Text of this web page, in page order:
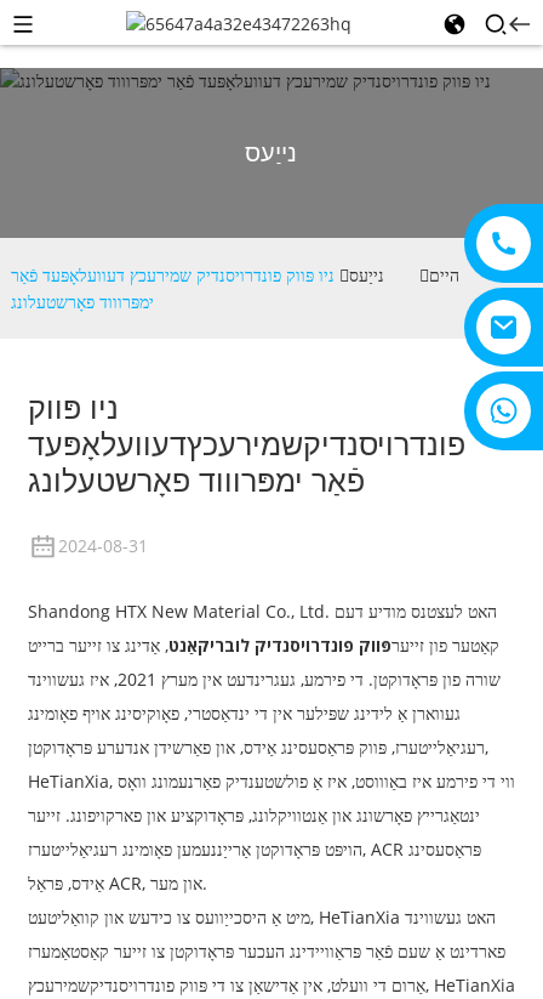
נייַעס
היים נייַעס
ניו פּווק פונדרויסנדיק שמירעכץ דעוועלאָפּעד פֿאַר
ימפּרוווד פאָרשטעלונג
ניו פּווק
פונדרויסנדיקשמירעכץדעוועלאָפּעד
פֿאַר ימפּרוווד פאָרשטעלונג
2024-08-31
Shandong HTX New Material Co., Ltd. האט לעצטנס מודיע דעם
קאַטער פון זייערפּווק פונדרויסנדיק לובריקאַנט, אַדינג צו זייער ברייט
שורה פון פּראָדוקטן. די פירמע, געגרינדעט אין מערץ 2021, איז געשווינד
געווארן אַ לידינג שפּילער אין די ינדאַסטרי, פאָוקיסינג אויף פאָומינג
רעגיאַלייטערז, פּווק פּראַסעסינג אַידס, און פאַרשידן אנדערע פּראָדוקטן,
HeTianXia, ווי די פירמע איז באַוווסט, איז אַ פולשטענדיק פאַרנעמונג וואָס
ינטאַגרייץ פאָרשונג און אַנטוויקלונג, פּראָדוקציע און פארקויפונג. זייער
הויפּט פּראָדוקטן אַרייַננעמען פאָומינג רעגיאַלייטערז, ACR פּראַסעסינג
אַידס, פּראַל ACR, און מער.
מיט אַ היסכייַוועס צו כידעש און קוואַליטעט, HeTianXia האט געשווינד
פארדינט אַ שעם פֿאַר פּראַוויידינג העכער פּראָדוקטן צו זייער קאַסטאַמערז
אַרום די וועלט, אין אַדישאַן צו די פּווק פונדרויסנדיקשמירעכץ
, HeTianXia